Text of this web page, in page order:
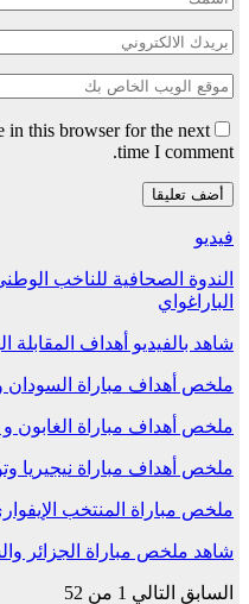
in this browser for the next
time I comment.
فيديو
الندوة الصحافية للناخب
الباراغواي
شاهد بالفيديو أهداف المقابلة
ملخص أهداف مباراة السودان
ملخص أهداف مباراة الغابون
ملخص أهداف مباراة نيجيريا
ملخص مباراة المنتخب
شاهد ملخص مباراة الجزائر
السابق التالي 1 من 52